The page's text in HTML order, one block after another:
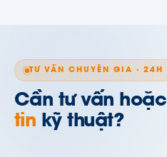
TƯ VẤN CHUYÊN GIA · 24H
Cần tư vấn hoặc
tin kỹ thuật?